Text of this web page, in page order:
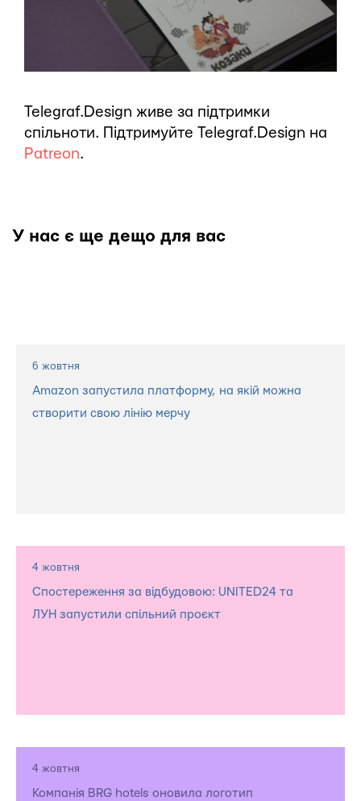
Telegraf.Design живе за підтримки
спільноти. Підтримуйте Telegraf.Design на
Patreon.
У нас є ще дещо для вас
6 жовтня
Amazon запустила платформу, на якій можна
створити свою лінію мерчу
4 жовтня
Спостереження за відбудовою: UNITED24 та
ЛУН запустили спільний проєкт
4 жовтня
Компанія BRG hotels оновила логотип